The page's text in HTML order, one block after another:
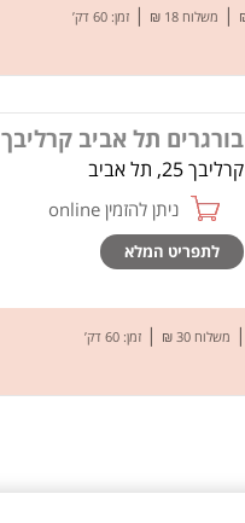
| משלוח 18 ₪ | זמן: 60 דק’
בורגרים תל אביב קרליבך
קרליבך 25, תל אביב
ניתן להזמין online
לתפריט המלא
| משלוח 30 ₪ | זמן: 60 דק’